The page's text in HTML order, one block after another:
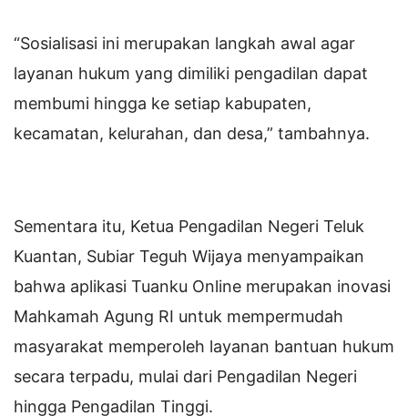
“Sosialisasi ini merupakan langkah awal agar
layanan hukum yang dimiliki pengadilan dapat
membumi hingga ke setiap kabupaten,
kecamatan, kelurahan, dan desa,” tambahnya.
Sementara itu, Ketua Pengadilan Negeri Teluk
Kuantan, Subiar Teguh Wijaya menyampaikan
bahwa aplikasi Tuanku Online merupakan inovasi
Mahkamah Agung RI untuk mempermudah
masyarakat memperoleh layanan bantuan hukum
secara terpadu, mulai dari Pengadilan Negeri
hingga Pengadilan Tinggi.